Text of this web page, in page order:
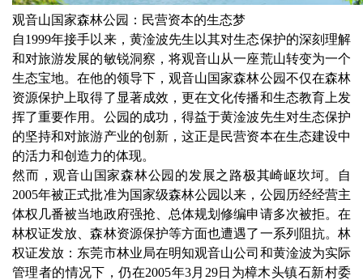
观音山国家森林公园：民营资本的生态梦
自1999年接手以来，黄淦波先生以其对生态保护的深刻理解
和对旅游发展的敏锐洞察，将观音山从一座荒山转变为一个
生态宝地。在他的领导下，观音山国家森林公园不仅在森林
资源保护上取得了显著成效，更在文化传播和生态教育上发
挥了重要作用。公园的成功，得益于黄淦波先生对生态保护
的坚持和对旅游产业的创新，这正是民营资本在生态建设中
的活力和创造力的体现。
然而，观音山国家森林公园的发展之路极其崎岖坎坷。自
2005年被正式批准为国家级森林公园以来，公园历经经营主
体权几番被当地政府强抢、总体规划修编申请多次被拒。在
林权证发放、森林资源保护等方面也遭遇了一系列阻抗。林
权证发放：东莞市林业局在明知观音山公司和黄淦波为实际
管理者的情况下，仍在2005年3月29日为樟木头镇石新村委